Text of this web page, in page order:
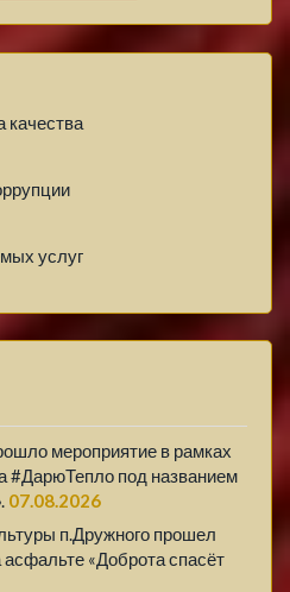
качества
услуг
мероприятие в рамках
#ДарюТепло под названием
07.08.2026
п.Дружного прошел
асфальте «Доброта спасёт